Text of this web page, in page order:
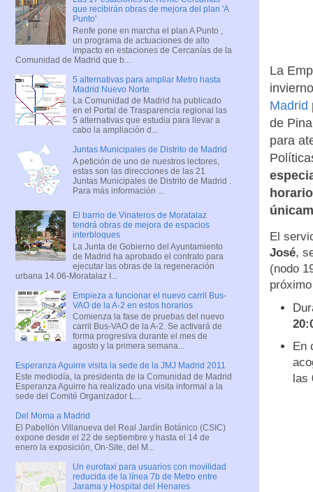
La
Madrid
de
para
El
José,
(nodo
En
las
que recibirán obras de mejora del plan 'A
Punto'
Renfe pone en marcha el plan A Punto ,
un programa de actuaciones de alto
impacto en estaciones de Cercanías de la
Comunidad de Madrid que b...
5 alternativas para ampliar Metro hasta
Madrid Nuevo Norte
La Comunidad de Madrid ha publicado
en el Portal de Trasparencia regional las
5 alternativas que estudia para llevar a
cabo la ampliación d...
Juntas Municipales de Distrito de Madrid
A petición de uno de nuestros lectores,
estas son las direcciones de las 21
Juntas Municipales de Distrito de Madrid .
Para más información ...
El barrio de Vinateros de Moratalaz
tendrá obras de mejora de espacios
interbloques
La Junta de Gobierno del Ayuntamiento
de Madrid ha aprobado el contrato para
ejecutar las obras de la regeneración
urbana 14.06-Moratalaz I...
Empieza a funcionar el nuevo carril Bus-
VAO de la A-2 en estos horarios
Comienza la fase de pruebas del nuevo
carril Bus-VAO de la A-2. Se activará de
forma progresiva durante el mes de
agosto y la primera semana...
Esperanza Aguirre visita la sede de la JMJ Madrid 2011
Este mediodía, la presidenta de la Comunidad de Madrid
Esperanza Aguirre ha realizado una visita informal a la
sede del Comité Organizador L...
Del Moma a Madrid
El Pabellón Villanueva del Real Jardín Botánico (CSIC)
expone desde el 22 de septiembre y hasta el 14 de
enero la exposición, On-Site, del M...
Un eurotaxi para usuarios con movilidad
reducida de la línea 7b de Metro entre
Jarama y Hospital del Henares